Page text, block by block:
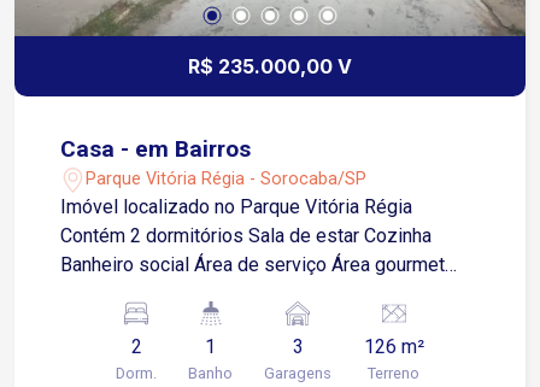
estratégica, bem conectada a principais vias
R$ 235.000,00 V
Casa - em Bairros
Parque Vitória Régia - Sorocaba/SP
Imóvel localizado no Parque Vitória Régia
Contém 2 dormitórios Sala de estar Cozinha
Banheiro social Área de serviço Área gourmet
2
Dorm.
1
Banho
3
Garagens
126 m²
Terreno